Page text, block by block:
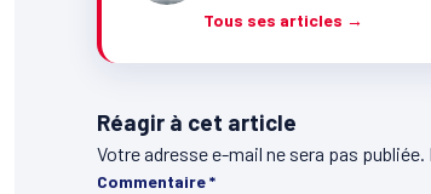
Tous ses articles →
Réagir à cet article
Votre adresse e-mail ne sera pas publiée.
Commentaire*